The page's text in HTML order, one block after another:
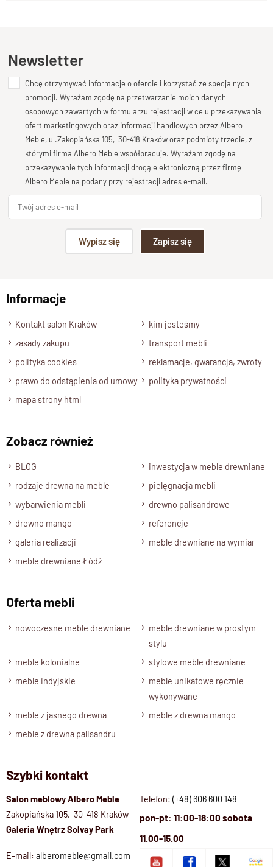
Dodaj opinię o produkcie
Twoja ocena
Bardzo dobry
Twoja opinia o produkcie
Podpis
Wyślij opinię
Newsletter
Chcę otrzymywać informacje o ofercie i korzystać ze specjalnych
promocji. Wyrażam zgodę na przetwarzanie moich danych
osobowych zawartych w formularzu rejestracji w celu przekazywania
ofert marketingowych oraz informacji handlowych przez Albero
Meble, ul.Zakopiańska 105, 30-418 Kraków oraz podmioty trzecie, z
którymi firma Albero Meble współpracuje. Wyrażam zgodę na
przekazywanie tych informacji drogą elektroniczną przez firmę
Albero Meble na podany przy rejestracji adres e-mail.
Wypisz się Zapisz się
Informacje
Kontakt salon Kraków
kim jesteśmy
zasady zakupu
transport mebli
polityka cookies
reklamacje, gwarancja, zwroty
prawo do odstąpienia od umowy
polityka prywatności
mapa strony html
Zobacz również
BLOG
inwestycja w meble drewniane
rodzaje drewna na meble
pielęgnacja mebli
wybarwienia mebli
drewno palisandrowe
drewno mango
referencje
galeria realizacji
meble drewniane na wymiar
meble drewniane Łódź
Oferta mebli
nowoczesne meble drewniane
meble drewniane w prostym
stylu
meble kolonialne
stylowe meble drewniane
meble indyjskie
meble unikatowe ręcznie
wykonywane
meble z jasnego drewna
meble z drewna mango
meble z drewna palisandru
Szybki kontakt
Salon meblowy Albero Meble
Zakopiańska 105, 30-418 Kraków
Galeria Wnętrz Solvay Park
Telefon: (+48) 606 600 148
pon-pt: 11:00-18:00 sobota
11.00-15.00
E-mail: alberomeble@gmail.com